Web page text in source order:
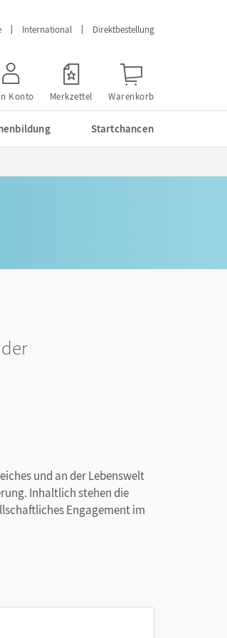
International Direktbestellung
Konto Merkzettel Warenkorb
Startchancen
und an der Lebenswelt
Inhaltlich stehen die
Engagement im